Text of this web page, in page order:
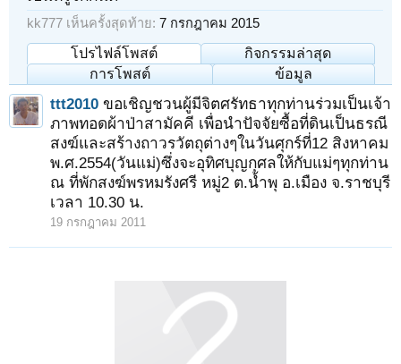
kk777 เห็นครั้งสุดท้าย: 7 กรกฎาคม 2015
โปรไฟล์โพสต์
กิจกรรมล่าสุด
การโพสต์
ข้อมูล
ttt2010 ขอเชิญชวนผู้มีจิตศรัทธาทุกท่านร่วมเป็นเจ้า
ภาพทอดผ้าป่าสามัคคี เพื่อนำปัจจัยซื้อที่ดินเป็นธรณี
สงฆ์และสร้างถาวรวัตถุต่างๆในวันศุกร์ที่12 สิงหาคม
พ.ศ.2554(วันแม่)ซึ่งจะอุทิศบุญกุศลให้กับแม่ๆทุกท่าน
ณ ที่พักสงฆ์พรหมรังศรี หมู่2 ต.น้ำพุ อ.เมือง จ.ราชบุรี
เวลา 10.30 น.
19 กรกฎาคม 2011